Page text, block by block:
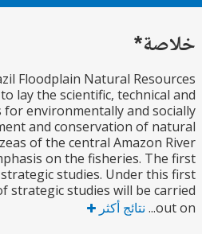
Brazil Floodplain Natural
is to lay the scientific,
for environmentally and
and conservation of
varzeas of the central
emphasis on the fisheries.
is for strategic studies. Under
of strategic studies will be
نتائج أكثر